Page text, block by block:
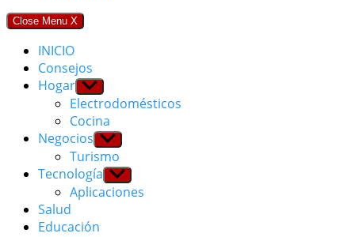
Close Menu X
INICIO
Consejos
Hogar Show
sub
menu
Electrodomésticos
Cocina
Negocios Show
sub
menu
Turismo
Tecnología Show
sub
menu
Aplicaciones
Salud
Educación